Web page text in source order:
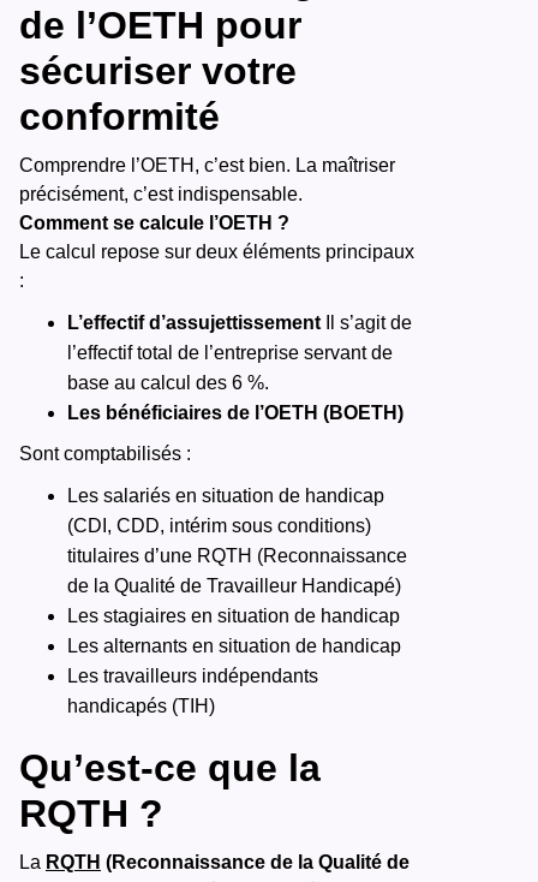
de l’OETH pour
sécuriser votre
conformité
Comprendre l’OETH, c’est bien. La maîtriser
précisément, c’est indispensable.
Comment se calcule l’OETH ?
Le calcul repose sur deux éléments principaux
:
L’effectif d’assujettissement Il s’agit de
l’effectif total de l’entreprise servant de
base au calcul des 6 %.
Les bénéficiaires de l’OETH (BOETH)
Sont comptabilisés :
Les salariés en situation de handicap
(CDI, CDD, intérim sous conditions)
titulaires d’une RQTH (Reconnaissance
de la Qualité de Travailleur Handicapé)
Les stagiaires en situation de handicap
Les alternants en situation de handicap
Les travailleurs indépendants
handicapés (TIH)
Qu’est-ce que la
RQTH ?
La RQTH (Reconnaissance de la Qualité de